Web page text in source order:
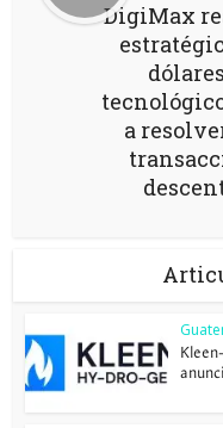
DigiMax
a